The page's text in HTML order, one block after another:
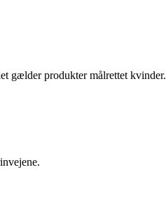
gælder produkter målrettet kvinder.